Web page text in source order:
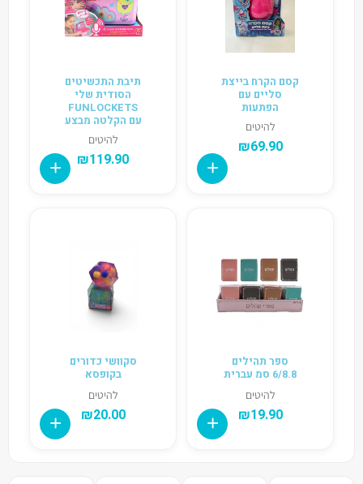
קסם הקרח בייצת
סליים עם
הפתעות
להיטים
₪69.90
תיבת התכשיטים
הסודית שלי
FUNLOCKETS
עם הקלטה מבצע
להיטים
₪119.90
ספר תהילים
6/8.8 סמ עברית
להיטים
₪19.90
סקוושי כדורים
בקופסא
להיטים
₪20.00